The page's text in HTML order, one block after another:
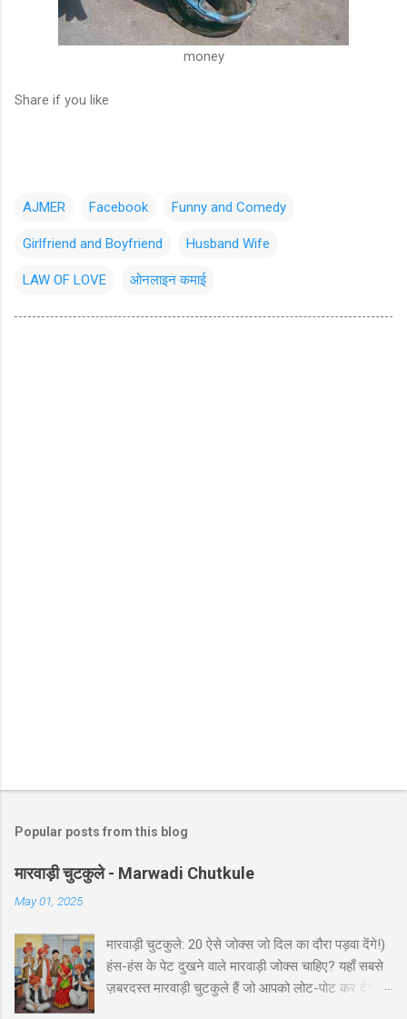
money
Share if you like
AJMER Facebook Funny and Comedy
Girlfriend and Boyfriend Husband Wife
LAW OF LOVE ओनलाइन कमाई
Popular posts from this blog
मारवाड़ी चुटकुले - Marwadi Chutkule
May 01, 2025
मारवाड़ी चुटकुले: 20 ऐसे जोक्स जो दिल का दौरा पड़वा देंगे!)
हंस-हंस के पेट दुखने वाले मारवाड़ी जोक्स चाहिए? यहाँ सबसे
ज़बरदस्त मारवाड़ी चुटकुले हैं जो आपको लोट-पोट कर देंगे! ⚡